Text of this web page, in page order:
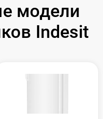
модели
Indesit